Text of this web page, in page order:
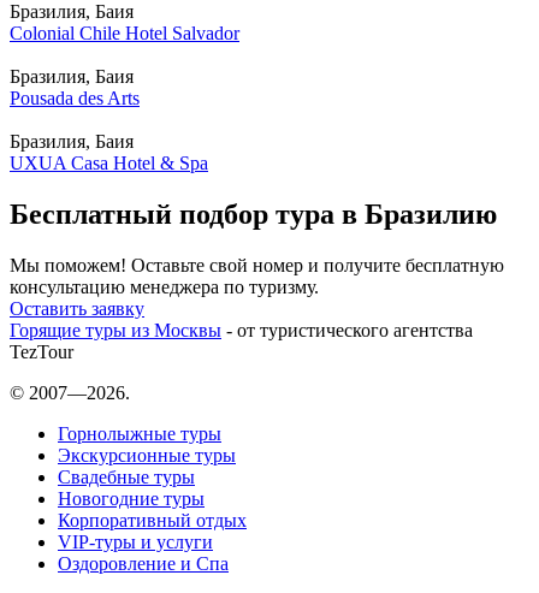
Бразилия, Баия
Colonial Chile Hotel Salvador
Бразилия, Баия
Pousada des Arts
Бразилия, Баия
UXUA Casa Hotel & Spa
Бесплатный подбор тура в Бразилию
Мы поможем! Оставьте свой номер и получите бесплатную
консультацию менеджера по туризму.
Оставить заявку
Горящие туры из Москвы - от туристического агентства
TezTour
© 2007—2026.
Горнолыжные туры
Экскурсионные туры
Свадебные туры
Новогодние туры
Корпоративный отдых
VIP-туры и услуги
Оздоровление и Спа